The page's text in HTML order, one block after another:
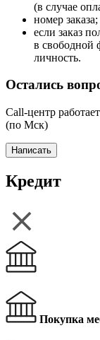
(в случае
номер заказа;
если заказ
в свободной
личность.
Остались
Call-центр
(по Мск)
Написать
Кредит
Покупка